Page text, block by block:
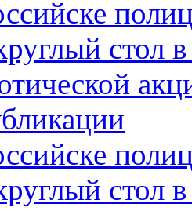
стол
стол